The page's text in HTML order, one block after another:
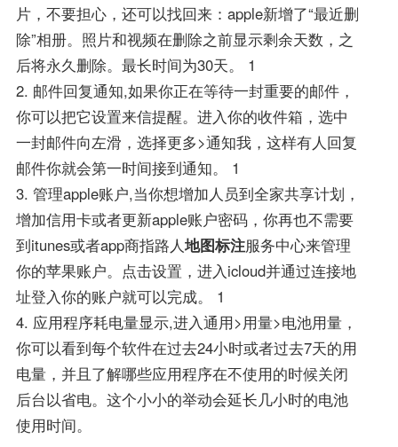
片，不要担心，还可以找回来：apple新增了“最近删
除”相册。照片和视频在删除之前显示剩余天数，之
后将永久删除。最长时间为30天。 1
2. 邮件回复通知,如果你正在等待一封重要的邮件，
你可以把它设置来信提醒。进入你的收件箱，选中
一封邮件向左滑，选择更多>通知我，这样有人回复
邮件你就会第一时间接到通知。 1
3. 管理apple账户,当你想增加人员到全家共享计划，
增加信用卡或者更新apple账户密码，你再也不需要
到itunes或者app商指路人地图标注服务中心来管理
你的苹果账户。点击设置，进入icloud并通过连接地
址登入你的账户就可以完成。 1
4. 应用程序耗电量显示,进入通用>用量>电池用量，
你可以看到每个软件在过去24小时或者过去7天的用
电量，并且了解哪些应用程序在不使用的时候关闭
后台以省电。这个小小的举动会延长几小时的电池
使用时间。